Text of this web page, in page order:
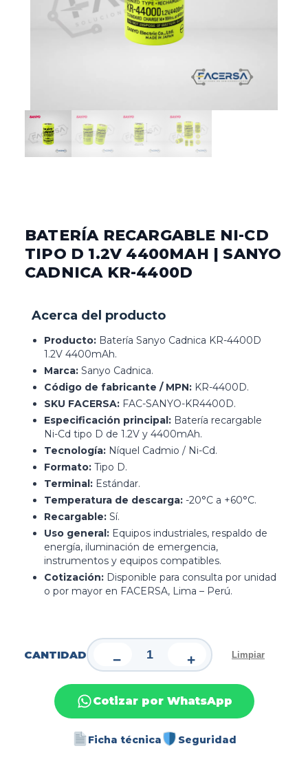
BATERÍA RECARGABLE NI-CD
TIPO D 1.2V 4400MAH | SANYO
CADNICA KR-4400D
Acerca del producto
Producto: Batería Sanyo Cadnica KR-4400D
1.2V 4400mAh.
Marca: Sanyo Cadnica.
Código de fabricante / MPN: KR-4400D.
SKU FACERSA: FAC-SANYO-KR4400D.
Especificación principal: Batería recargable
Ni-Cd tipo D de 1.2V y 4400mAh.
Tecnología: Níquel Cadmio / Ni-Cd.
Formato: Tipo D.
Terminal: Estándar.
Temperatura de descarga: -20°C a +60°C.
Recargable: Sí.
Uso general: Equipos industriales, respaldo de
energía, iluminación de emergencia,
instrumentos y equipos compatibles.
Cotización: Disponible para consulta por unidad
o por mayor en FACERSA, Lima – Perú.
CANTIDAD − + Limpiar
Cotizar por WhatsApp
Ficha técnica Seguridad